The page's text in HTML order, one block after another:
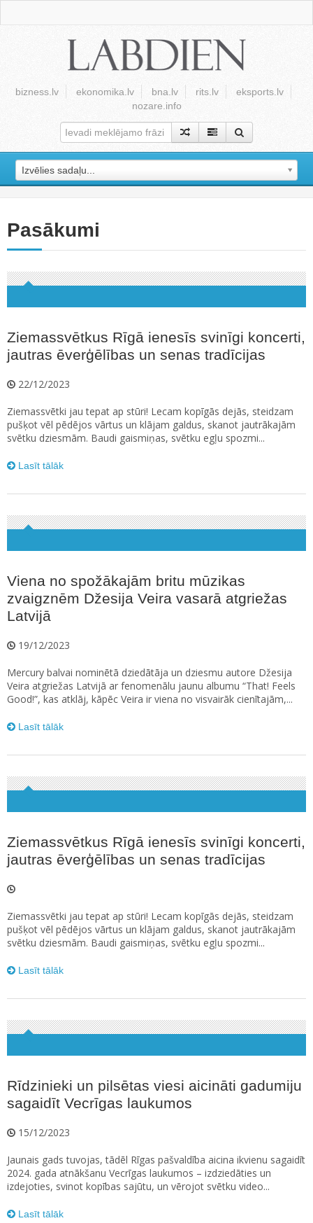
bizness.lv ekonomika.lv bna.lv rits.lv
eksports.lv
nozare.info
Izvēlies sadaļu...
Pasākumi
Ziemassvētkus Rīgā ienesīs svinīgi koncerti,
jautras ēverģēlības un senas tradīcijas
22/12/2023
Ziemassvētki jau tepat ap stūri! Lecam kopīgās dejās, steidzam
pušķot vēl pēdējos vārtus un klājam galdus, skanot jautrākajām
svētku dziesmām. Baudi gaismiņas, svētku egļu spozmi...
Lasīt tālāk
Viena no spožākajām britu mūzikas
zvaigznēm Džesija Veira vasarā atgriežas
Latvijā
19/12/2023
Mercury balvai nominētā dziedātāja un dziesmu autore Džesija
Veira atgriežas Latvijā ar fenomenālu jaunu albumu “That! Feels
Good!”, kas atklāj, kāpēc Veira ir viena no visvairāk cienītajām,...
Lasīt tālāk
Ziemassvētkus Rīgā ienesīs svinīgi koncerti,
jautras ēverģēlības un senas tradīcijas
Ziemassvētki jau tepat ap stūri! Lecam kopīgās dejās, steidzam
pušķot vēl pēdējos vārtus un klājam galdus, skanot jautrākajām
svētku dziesmām. Baudi gaismiņas, svētku egļu spozmi...
Lasīt tālāk
Rīdzinieki un pilsētas viesi aicināti gadumiju
sagaidīt Vecrīgas laukumos
15/12/2023
Jaunais gads tuvojas, tādēl Rīgas pašvaldība aicina ikvienu sagaidīt
2024. gada atnākšanu Vecrīgas laukumos – izdziedāties un
izdejoties, svinot kopības sajūtu, un vērojot svētku video...
Lasīt tālāk